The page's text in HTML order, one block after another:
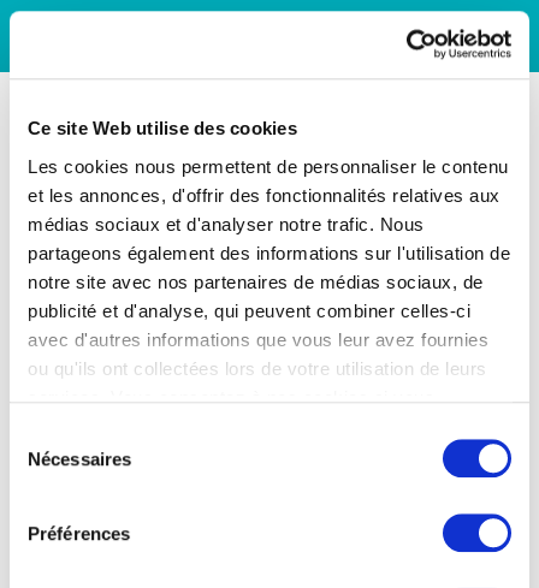
Ce site Web utilise des cookies
Les cookies nous permettent de personnaliser le contenu
et les annonces, d'offrir des fonctionnalités relatives aux
médias sociaux et d'analyser notre trafic. Nous
partageons également des informations sur l'utilisation de
notre site avec nos partenaires de médias sociaux, de
publicité et d'analyse, qui peuvent combiner celles-ci
avec d'autres informations que vous leur avez fournies
ou qu'ils ont collectées lors de votre utilisation de leurs
Nécessaires
Préférences